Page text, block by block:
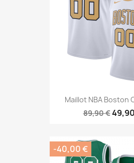
Maillot NBA Boston
89,90 €
-40,00 €